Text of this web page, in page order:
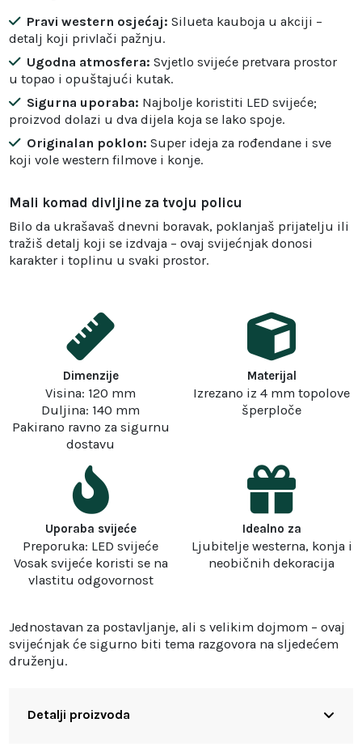
Pravi western osjećaj: Silueta kauboja u akciji –
detalj koji privlači pažnju.
Ugodna atmosfera: Svjetlo svijeće pretvara prostor
u topao i opuštajući kutak.
Sigurna uporaba: Najbolje koristiti LED svijeće;
proizvod dolazi u dva dijela koja se lako spoje.
Originalan poklon: Super ideja za rođendane i sve
koji vole western filmove i konje.
Mali komad divljine za tvoju policu
Bilo da ukrašavaš dnevni boravak, poklanjaš prijatelju ili
tražiš detalj koji se izdvaja – ovaj svijećnjak donosi
karakter i toplinu u svaki prostor.
Dimenzije
Visina: 120 mm
Duljina: 140 mm
Pakirano ravno za sigurnu
dostavu
Materijal
Izrezano iz 4 mm topolove
šperploče
Uporaba svijeće
Preporuka: LED svijeće
Vosak svijeće koristi se na
vlastitu odgovornost
Idealno za
Ljubitelje westerna, konja i
neobičnih dekoracija
Jednostavan za postavljanje, ali s velikim dojmom – ovaj
svijećnjak će sigurno biti tema razgovora na sljedećem
druženju.
Detalji proizvoda